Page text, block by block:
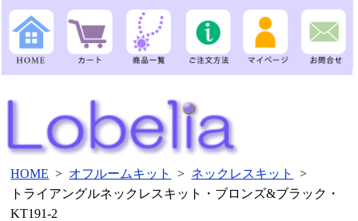
HOME > オフルームキット > ネックレスキット
>
トライアングルネックレスキット・ブロンズ&ブラック・
KT191-2